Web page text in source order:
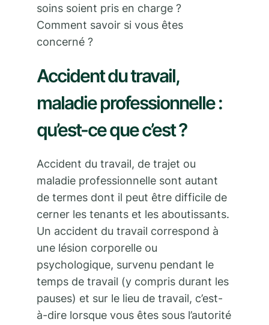
soins soient pris en charge ?
Comment savoir si vous êtes
concerné ?
Accident du travail,
maladie professionnelle :
qu’est-ce que c’est ?
Accident du travail, de trajet ou
maladie professionnelle sont autant
de termes dont il peut être difficile de
cerner les tenants et les aboutissants.
Un accident du travail correspond à
une lésion corporelle ou
psychologique, survenu pendant le
temps de travail (y compris durant les
pauses) et sur le lieu de travail, c’est-
à-dire lorsque vous êtes sous l’autorité